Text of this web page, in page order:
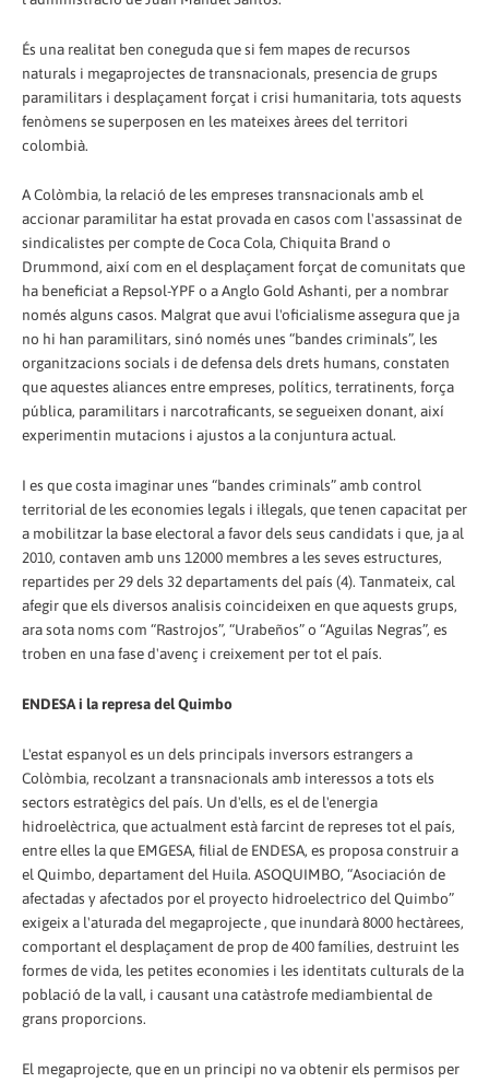
És una realitat ben coneguda que si fem mapes de recursos
naturals i megaprojectes de transnacionals, presencia de grups
paramilitars i desplaçament forçat i crisi humanitaria, tots aquests
fenòmens se superposen en les mateixes àrees del territori
colombià.
A Colòmbia, la relació de les empreses transnacionals amb el
accionar paramilitar ha estat provada en casos com l'assassinat de
sindicalistes per compte de Coca Cola, Chiquita Brand o
Drummond, així com en el desplaçament forçat de comunitats que
ha beneficiat a Repsol-YPF o a Anglo Gold Ashanti, per a nombrar
només alguns casos. Malgrat que avui l'oficialisme assegura que ja
no hi han paramilitars, sinó només unes “bandes criminals”, les
organitzacions socials i de defensa dels drets humans, constaten
que aquestes aliances entre empreses, polítics, terratinents, força
pública, paramilitars i narcotraficants, se segueixen donant, així
experimentin mutacions i ajustos a la conjuntura actual.
I es que costa imaginar unes “bandes criminals” amb control
territorial de les economies legals i il·legals, que tenen capacitat per
a mobilitzar la base electoral a favor dels seus candidats i que, ja al
2010, contaven amb uns 12000 membres a les seves estructures,
repartides per 29 dels 32 departaments del país (4). Tanmateix, cal
afegir que els diversos analisis coincideixen en que aquests grups,
ara sota noms com “Rastrojos”, “Urabeños” o “Aguilas Negras”, es
troben en una fase d'avenç i creixement per tot el país.
ENDESA i la represa del Quimbo
L'estat espanyol es un dels principals inversors estrangers a
Colòmbia, recolzant a transnacionals amb interessos a tots els
sectors estratègics del país. Un d'ells, es el de l'energia
hidroelèctrica, que actualment està farcint de represes tot el país,
entre elles la que EMGESA, filial de ENDESA, es proposa construir a
el Quimbo, departament del Huila. ASOQUIMBO, “Asociación de
afectadas y afectados por el proyecto hidroelectrico del Quimbo”
exigeix a l'aturada del megaprojecte , que inundarà 8000 hectàrees,
comportant el desplaçament de prop de 400 famílies, destruint les
formes de vida, les petites economies i les identitats culturals de la
població de la vall, i causant una catàstrofe mediambiental de
grans proporcions.
El megaprojecte, que en un principi no va obtenir els permisos per